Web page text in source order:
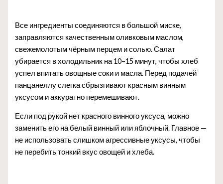
Все ингредиенты соединяются в большой миске,
заправляются качественным оливковым маслом,
свежемолотым чёрным перцем и солью. Салат
убирается в холодильник на 10–15 минут, чтобы хлеб
успел впитать овощные соки и масла. Перед подачей
панцанеллу слегка сбрызгивают красным винным
уксусом и аккуратно перемешивают.
Если под рукой нет красного винного уксуса, можно
заменить его на белый винный или яблочный. Главное —
не использовать слишком агрессивные уксусы, чтобы
не перебить тонкий вкус овощей и хлеба.